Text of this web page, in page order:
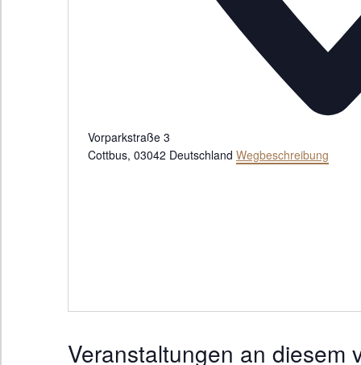
Vorparkstraße 3
Cottbus, 03042 Deutschland Wegbeschreibung
Veranstaltungen an diesem